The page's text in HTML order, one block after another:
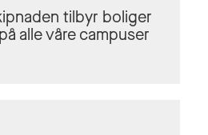
tilbyr boliger
alle våre campuser